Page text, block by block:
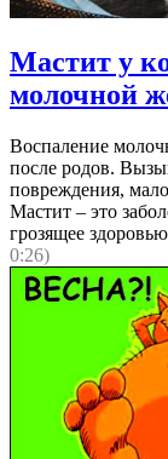
Мастит у
молочной
Воспаление
после родов.
повреждения,
Мастит – это
грозящее
0:26)